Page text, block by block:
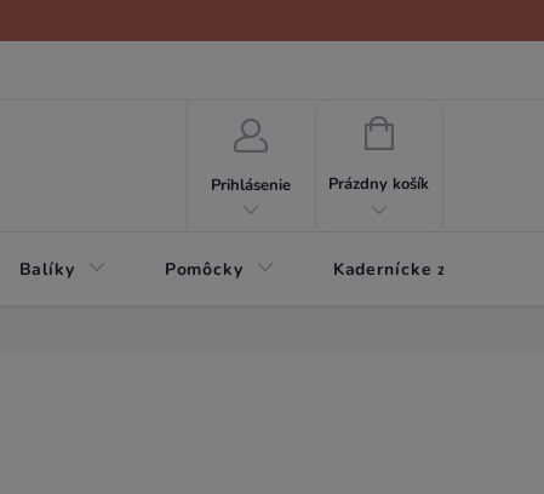
Prihlásenie
NÁKUPNÝ
Prázdny košík
Balíky Pomôcky Kadernícke zariadenie